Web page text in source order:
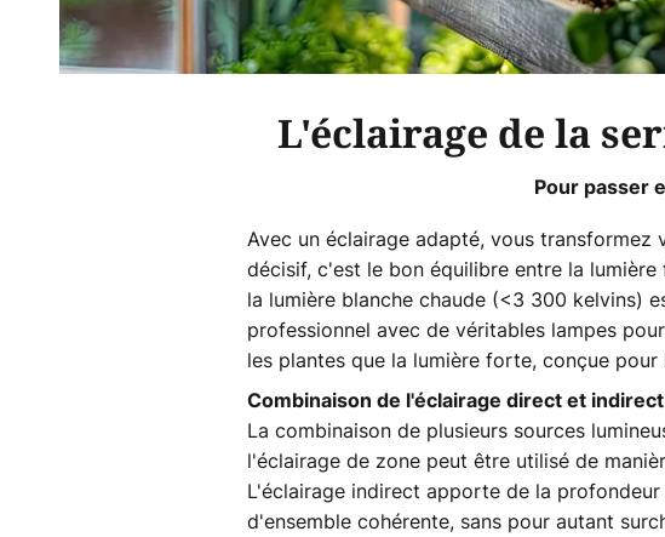
L'éclairage de la
Pour passer
Avec un éclairage adapté, vous
décisif, c'est le bon équilibre entre la
la lumière blanche chaude (<3 300 kelvins)
professionnel avec de véritables lampes
les plantes que la lumière forte, conçue
Combinaison de l'éclairage direct et indirect
La combinaison de plusieurs sources
l'éclairage de zone peut être utilisé de
L'éclairage indirect apporte de la
d'ensemble cohérente, sans pour autant